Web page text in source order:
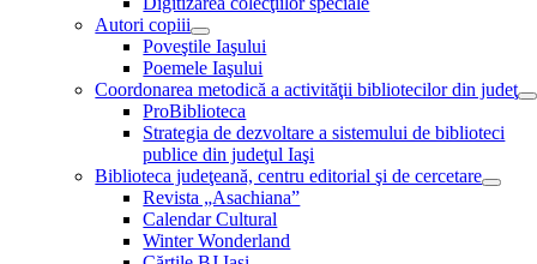
Autori copiii
Poveştile Iaşului
Poemele Iaşului
Coordonarea metodică a activităţii bibliotecilor din judeţ
ProBiblioteca
Strategia de dezvoltare a sistemului de biblioteci
publice din judeţul Iaşi
Biblioteca judeţeană, centru editorial şi de cercetare
Revista „Asachiana”
Calendar Cultural
Winter Wonderland